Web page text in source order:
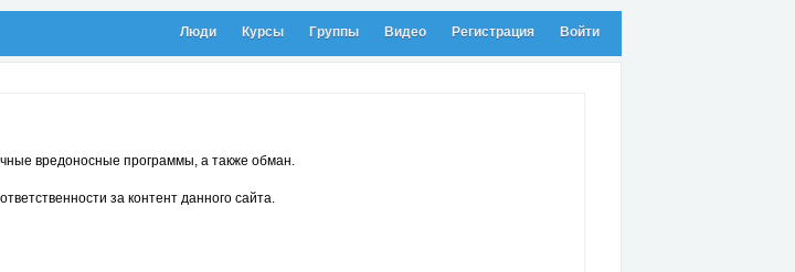
Люди Курсы Группы Видео Регистрация Войти
вредоносные программы, а также обман.
за контент данного сайта.